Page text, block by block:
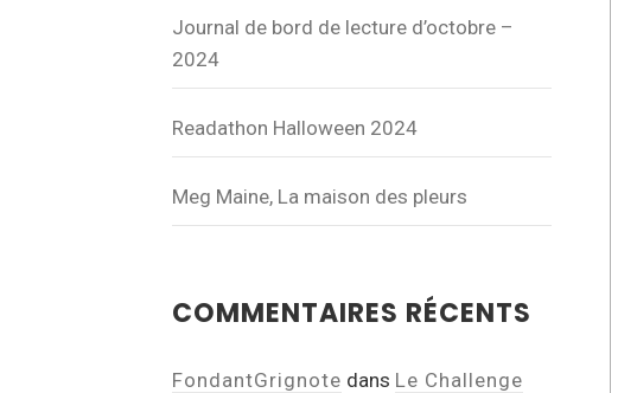
Journal de bord de lecture d’octobre –
2024
Readathon Halloween 2024
Meg Maine, La maison des pleurs
COMMENTAIRES RÉCENTS
FondantGrignote dans Le Challenge